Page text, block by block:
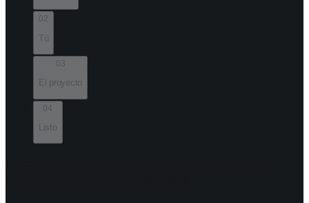
02
Tú
03
El proyecto
04
Listo